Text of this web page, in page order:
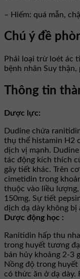
– Hiếm: quá mẫn,
Chú ý đề
Phải loại trừ loét ác
bệnh nhân Suy
Thông tin
Dược lực:
Dudine chứa
thụ thể histamin H2
dịch vị mạnh.
tác động kích thích
gây tiết khác. Trên
cimetidin trong
thuộc vào liều
150mg. Sự tiết
dịch dạ dày không bị
Dược động học :
Ranitidin hấp thu
trong huyết tương
bán hủy khoảng 2-3
Nồng độ trong
có thức ăn ở dạ dày.